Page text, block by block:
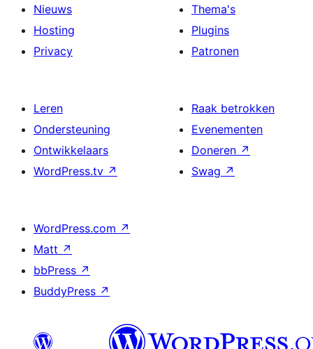
Nieuws
Hosting
Privacy
Thema's
Plugins
Patronen
Leren
Ondersteuning
Ontwikkelaars
WordPress.tv ↗
Raak betrokken
Evenementen
Doneren ↗
Swag ↗
WordPress.com ↗
Matt ↗
bbPress ↗
BuddyPress ↗